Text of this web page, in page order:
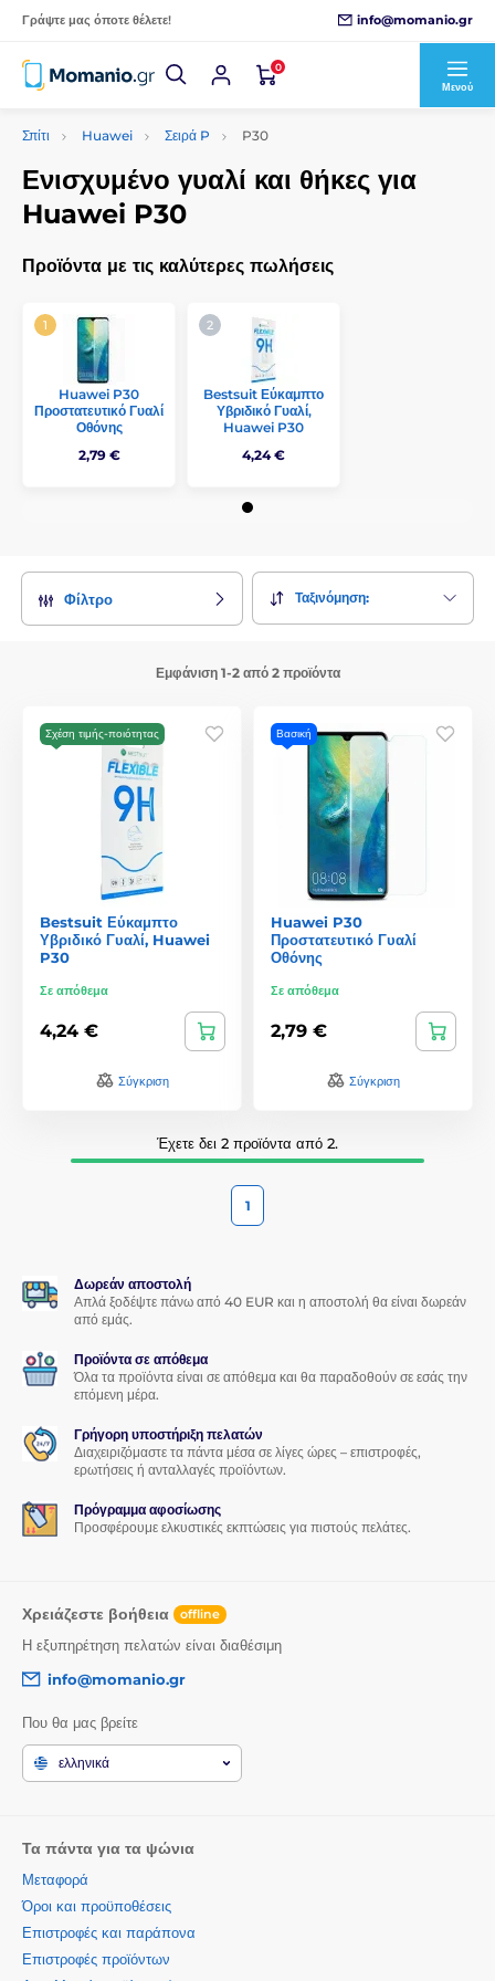
Γράψτε μας όποτε θέλετε! info@momanio.gr
0
Μενού
Σπίτι Huawei Σειρά P P30
Ενισχυμένο γυαλί και θήκες για
Huawei P30
Προϊόντα με τις καλύτερες πωλήσεις
Huawei P30
Προστατευτικό Γυαλί
Οθόνης
2,79 €
Bestsuit Εύκαμπτο
Υβριδικό Γυαλί,
Huawei P30
4,24 €
Φίλτρο Ταξινόμηση:
Εμφάνιση 1-2 από 2 προϊόντα
Σχέση τιμής-ποιότητας
Bestsuit Εύκαμπτο
Υβριδικό Γυαλί, Huawei
P30
Σε απόθεμα
4,24 €
Σύγκριση
Βασική
Huawei P30
Προστατευτικό Γυαλί
Οθόνης
Σε απόθεμα
2,79 €
Σύγκριση
Έχετε δει 2 προϊόντα από 2.
1
Δωρεάν αποστολή
Απλά ξοδέψτε πάνω από 40 EUR και η αποστολή θα είναι δωρεάν
από εμάς.
Προϊόντα σε απόθεμα
Όλα τα προϊόντα είναι σε απόθεμα και θα παραδοθούν σε εσάς την
επόμενη μέρα.
Γρήγορη υποστήριξη πελατών
Διαχειριζόμαστε τα πάντα μέσα σε λίγες ώρες – επιστροφές,
ερωτήσεις ή ανταλλαγές προϊόντων.
Πρόγραμμα αφοσίωσης
Προσφέρουμε ελκυστικές εκπτώσεις για πιστούς πελάτες.
Χρειάζεστε βοήθεια offline
Η εξυπηρέτηση πελατών είναι διαθέσιμη
info@momanio.gr
Που θα μας βρείτε
ελληνικά
Τα πάντα για τα ψώνια
Μεταφορά
Όροι και προϋποθέσεις
Επιστροφές και παράπονα
Επιστροφές προϊόντων